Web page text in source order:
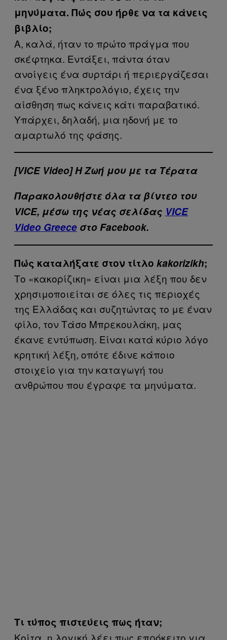
μηνύματα. Πώς σου ήρθε να τα κάνεις
βιβλίο;
Α, καλά, ήταν το πρώτο πράγμα που
σκέφτηκα. Εντάξει, πάντα όταν
ανοίγεις ένα συρτάρι ή περιεργάζεσαι
ένα ξένο πληκτρολόγιο, έχεις την
αίσθηση πως κάνεις κάτι παραβατικό.
Υπάρχει, δηλαδή, μια ηδονή με το
αμαρτωλό της φάσης.
[VICE Video] Η Ζωή μου με τα Τέρατα
Παρακολουθήστε όλα τα βίντεo του
VICE, μέσω της νέας σελίδας VICE
Video Greece στο Facebook.
Πώς καταλήξατε στον τίτλο kakorizikh;
Το «κακορίζικη» είναι μια λέξη που δεν
χρησιμοποιείται σε όλες τις περιοχές
της Ελλάδας και συζητώντας το με έναν
φίλο, τον Τάσο Μπρεκουλάκη, μας
έκανε εντύπωση. Είναι κατά κύριο λόγο
κρητική λέξη, οπότε έδινε κάποιο
στοιχείο για την καταγωγή του
ανθρώπου που έγραφε τα μηνύματα.
Τι τύπος πιστεύεις πως ήταν;
Κοίτα, η λογική λέει πως επρόκειτο για